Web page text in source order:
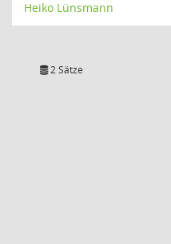
Heiko Lünsmann
2 Sätze